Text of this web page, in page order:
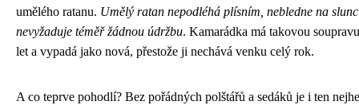
umělého ratanu. Umělý ratan nepodléhá plísním, nebledne na
nevyžaduje téměř žádnou údržbu. Kamarádka má takovou
let a vypadá jako nová, přestože ji nechává venku celý rok.
A co teprve pohodlí? Bez pořádných polštářů a sedáků je i ten